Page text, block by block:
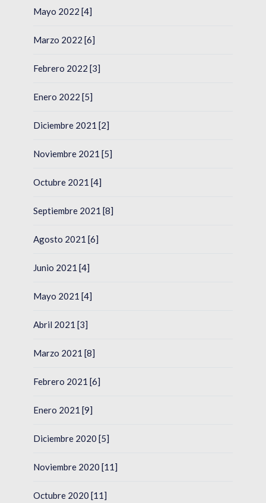
Mayo 2022 [4]
Marzo 2022 [6]
Febrero 2022 [3]
Enero 2022 [5]
Diciembre 2021 [2]
Noviembre 2021 [5]
Octubre 2021 [4]
Septiembre 2021 [8]
Agosto 2021 [6]
Junio 2021 [4]
Mayo 2021 [4]
Abril 2021 [3]
Marzo 2021 [8]
Febrero 2021 [6]
Enero 2021 [9]
Diciembre 2020 [5]
Noviembre 2020 [11]
Octubre 2020 [11]